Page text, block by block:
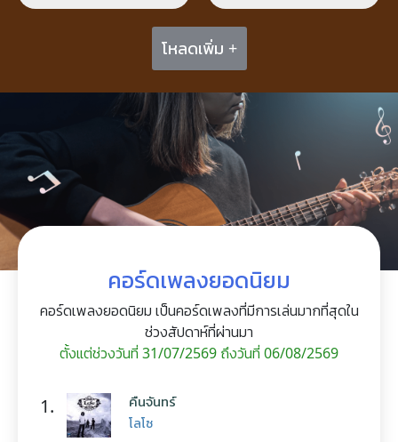
โหลดเพิ่ม +
คอร์ดเพลงยอดนิยม
คอร์ดเพลงยอดนิยม เป็นคอร์ดเพลงที่มีการเล่นมากที่สุดใน
ช่วงสัปดาห์ที่ผ่านมา
ตั้งแต่ช่วงวันที่ 31/07/2569 ถึงวันที่ 06/08/2569
1. คืนจันทร์
โลโซ